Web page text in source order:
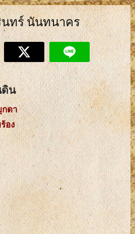
ทร์ นันทนาคร
ดิน
กดา
อง